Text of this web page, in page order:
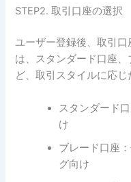
STEP2. 取引口座の選択
ユーザー登録後、取引
は、スタンダード口座
ど、取引スタイルに応じ
スタンダード
け
ブレード口座
グ向け